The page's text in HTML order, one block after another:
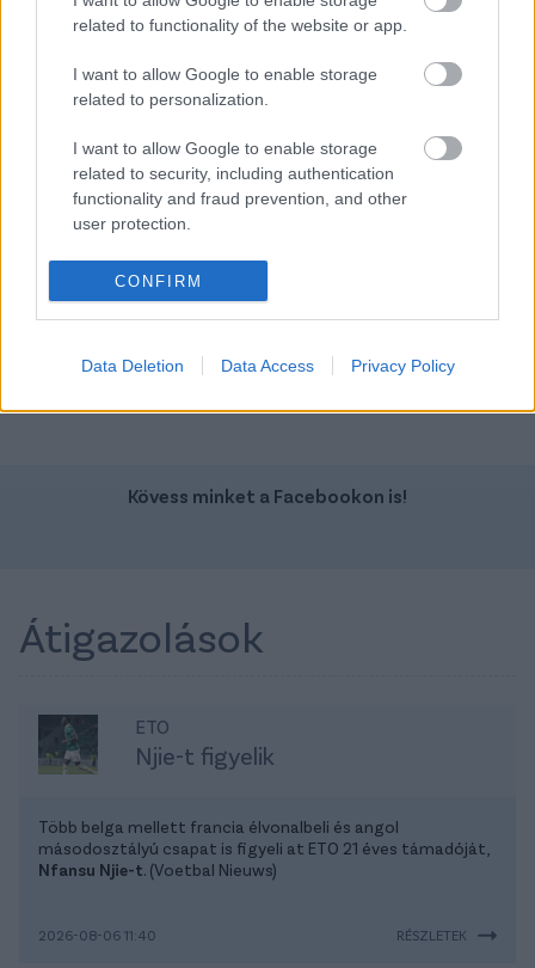
related to functionality of the website or app.
I want to allow Google to enable storage
related to personalization.
I want to allow Google to enable storage
related to security, including authentication
functionality and fraud prevention, and other
user protection.
CONFIRM
Data Deletion Data Access Privacy Policy
Üzemanyag: Benzin
Geely Starray Em-i
TOVÁBBI AJÁNLATOK
Kövess minket a Facebookon is!
Átigazolások
ETO
Njie-t figyelik
Több belga mellett francia élvonalbeli és angol
másodosztályú csapat is figyeli at ETO 21 éves támadóját,
Nfansu Njie-t. (Voetbal Nieuws)
2026-08-06 11:40 RÉSZLETEK